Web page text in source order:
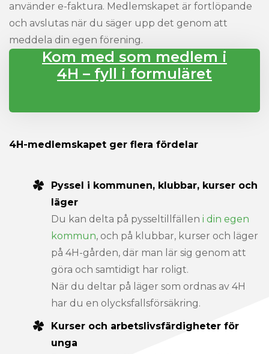
använder e-faktura. Medlemskapet är fortlöpande
och avslutas när du säger upp det genom att
meddela din egen förening.
Kom med som medlem i
4H – fyll i formuläret
4H-medlemskapet ger flera fördelar
Pyssel i kommunen, klubbar, kurser och
läger
Du kan delta på pysseltillfällen i din egen
kommun, och på klubbar, kurser och läger
på 4H-gården, där man lär sig genom att
göra och samtidigt har roligt.
När du deltar på läger som ordnas av 4H
har du en olycksfallsförsäkring.
Kurser och arbetslivsfärdigheter för
unga